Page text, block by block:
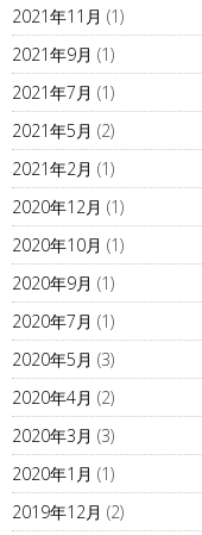
2021年11月 (1)
2021年9月 (1)
2021年7月 (1)
2021年5月 (2)
2021年2月 (1)
2020年12月 (1)
2020年10月 (1)
2020年9月 (1)
2020年7月 (1)
2020年5月 (3)
2020年4月 (2)
2020年3月 (3)
2020年1月 (1)
2019年12月 (2)